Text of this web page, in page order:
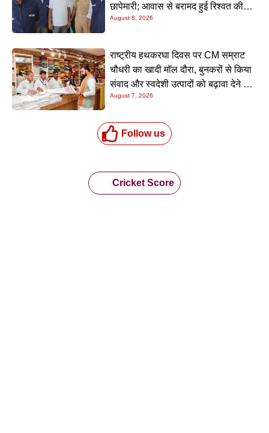
छापेमारी; आवास से बरामद हुई रिश्वत की
रकम
August 8, 2026
राष्ट्रीय हथकरघा दिवस पर CM सम्राट
चौधरी का खादी मॉल दौरा, बुनकरों से किया
संवाद और स्वदेशी उत्पादों को बढ़ावा देने की
अपील
August 7, 2026
Follow us
Cricket Score